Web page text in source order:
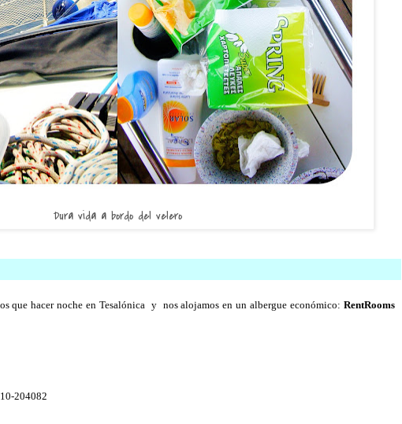
Dura vida a bordo del velero
que hacer noche en Tesalónica y nos alojamos en un albergue económico: RentRooms
204082